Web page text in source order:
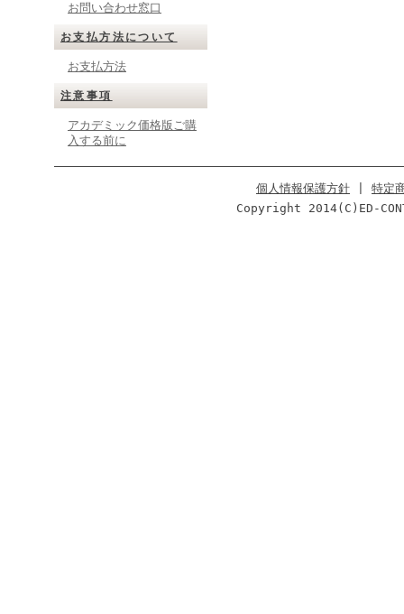
お問い合わせ窓口
お支払方法について
お支払方法
注意事項
アカデミック価格版ご購
入する前に
個人情報保護方針
特定
Copyright 2014(C)ED-